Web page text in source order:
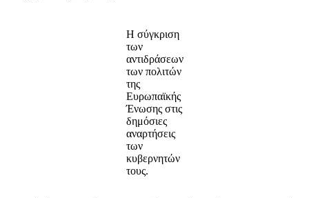
Η σύγκριση
των
αντιδράσεων
των πολιτών
της
Ευρωπαϊκής
Ένωσης στις
δημόσιες
αναρτήσεις
των
κυβερνητών
τους.